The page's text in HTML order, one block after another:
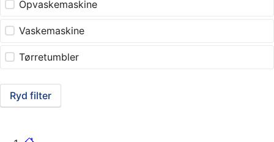
Opvaskemaskine
Vaskemaskine
Tørretumbler
Ryd filter